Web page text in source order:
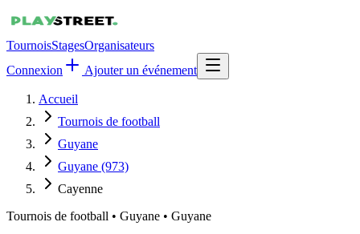
TournoisStagesOrganisateurs
Connexion
Ajouter un événement
Accueil
Tournois de football
Guyane
Guyane (973)
Cayenne
Tournois de football • Guyane • Guyane